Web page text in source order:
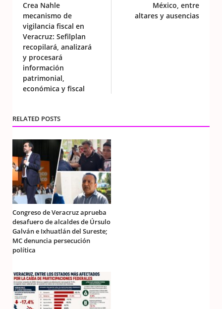
Crea Nahle
mecanismo de
vigilancia fiscal en
Veracruz: Sefilplan
recopilará, analizará
y procesará
información
patrimonial,
económica y fiscal
México, entre
altares y ausencias
RELATED POSTS
Congreso de Veracruz aprueba
desafuero de alcaldes de Úrsulo
Galván e Ixhuatlán del Sureste;
MC denuncia persecución
política